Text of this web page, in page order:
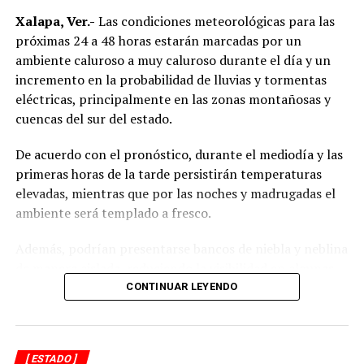
Xalapa, Ver.- Las condiciones meteorológicas para las
próximas 24 a 48 horas estarán marcadas por un
ambiente caluroso a muy caluroso durante el día y un
incremento en la probabilidad de lluvias y tormentas
eléctricas, principalmente en las zonas montañosas y
cuencas del sur del estado.
De acuerdo con el pronóstico, durante el mediodía y las
primeras horas de la tarde persistirán temperaturas
elevadas, mientras que por las noches y madrugadas el
ambiente será templado a fresco.
Las precipitaciones estarán acompañadas de actividad
CONTINUAR LEYENDO
[ ESTADO ]